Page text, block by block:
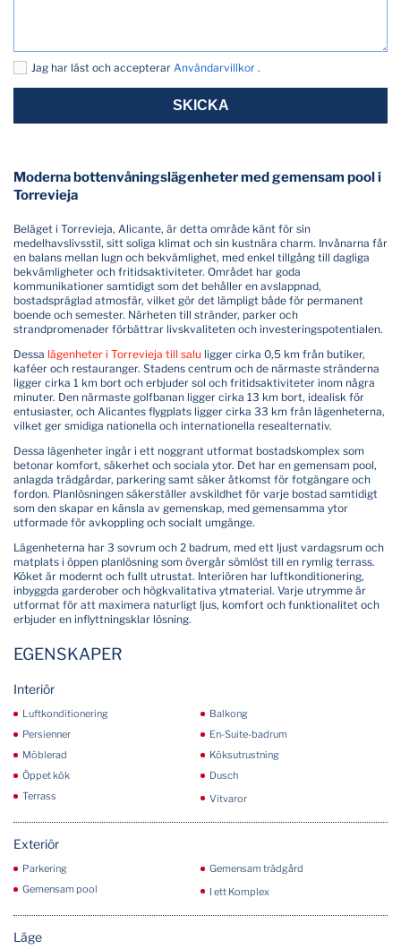
Jag har läst och accepterar Användarvillkor .
SKICKA
Moderna bottenvåningslägenheter med gemensam pool i
Torrevieja
Beläget i Torrevieja, Alicante, är detta område känt för sin
medelhavslivsstil, sitt soliga klimat och sin kustnära charm. Invånarna får
en balans mellan lugn och bekvämlighet, med enkel tillgång till dagliga
bekvämligheter och fritidsaktiviteter. Området har goda
kommunikationer samtidigt som det behåller en avslappnad,
bostadspräglad atmosfär, vilket gör det lämpligt både för permanent
boende och semester. Närheten till stränder, parker och
strandpromenader förbättrar livskvaliteten och investeringspotentialen.
Dessa lägenheter i Torrevieja till salu ligger cirka 0,5 km från butiker,
kaféer och restauranger. Stadens centrum och de närmaste stränderna
ligger cirka 1 km bort och erbjuder sol och fritidsaktiviteter inom några
minuter. Den närmaste golfbanan ligger cirka 13 km bort, idealisk för
entusiaster, och Alicantes flygplats ligger cirka 33 km från lägenheterna,
vilket ger smidiga nationella och internationella resealternativ.
Dessa lägenheter ingår i ett noggrant utformat bostadskomplex som
betonar komfort, säkerhet och sociala ytor. Det har en gemensam pool,
anlagda trädgårdar, parkering samt säker åtkomst för fotgängare och
fordon. Planlösningen säkerställer avskildhet för varje bostad samtidigt
som den skapar en känsla av gemenskap, med gemensamma ytor
utformade för avkoppling och socialt umgänge.
Lägenheterna har 3 sovrum och 2 badrum, med ett ljust vardagsrum och
matplats i öppen planlösning som övergår sömlöst till en rymlig terrass.
Köket är modernt och fullt utrustat. Interiören har luftkonditionering,
inbyggda garderober och högkvalitativa ytmaterial. Varje utrymme är
utformat för att maximera naturligt ljus, komfort och funktionalitet och
erbjuder en inflyttningsklar lösning.
EGENSKAPER
Interiör
Luftkonditionering
Balkong
Persienner
En-Suite-badrum
Möblerad
Köksutrustning
Öppet kök
Dusch
Terrass
Vitvaror
Exteriör
Parkering
Gemensam trädgård
Gemensam pool
I ett Komplex
Läge